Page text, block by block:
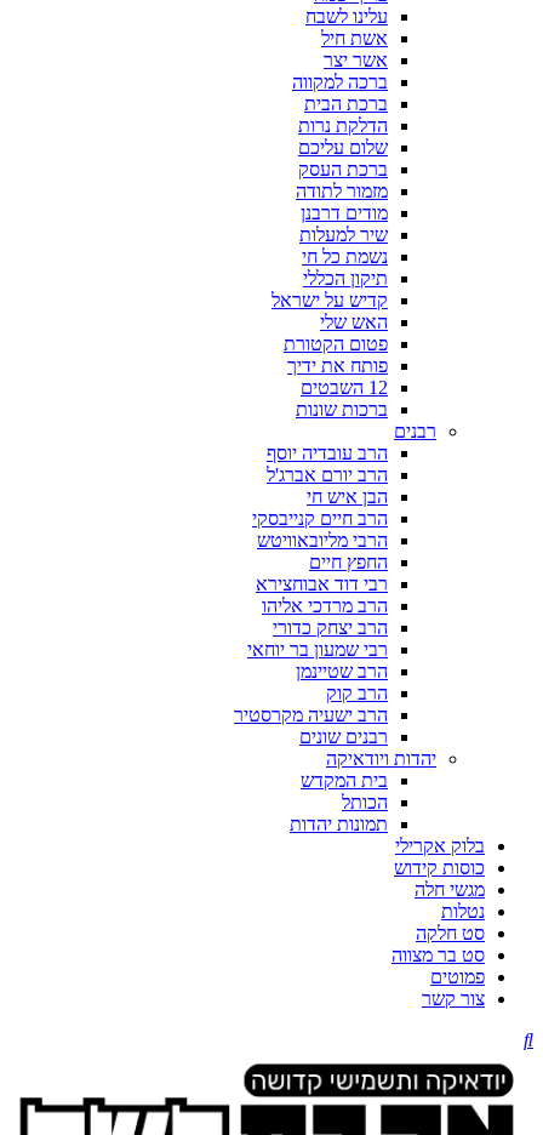
עלינו לשבח
אשת חיל
אשר יצר
ברכה למקווה
ברכת הבית
הדלקת נרות
שלום עליכם
ברכת העסק
מזמור לתודה
מודים דרבנן
שיר למעלות
נשמת כל חי
תיקון הכללי
קדיש על ישראל
האש שלי
פטום הקטורת
פותח את ידיך
12 השבטים
ברכות שונות
רבנים
הרב עובדיה יוסף
הרב יורם אברג'ל
הבן איש חי
הרב חיים קנייבסקי
הרבי מליובאוויטש
החפץ חיים
רבי דוד אבוחצירא
הרב מרדכי אליהו
הרב יצחק כדורי
רבי שמעון בר יוחאי
הרב שטיינמן
הרב קוק
הרב ישעיה מקרסטיר
רבנים שונים
יהדות ויודאיקה
בית המקדש
הכותל
תמונות יהדות
בלוק אקרילי
כוסות קידוש
מגשי חלה
נטלות
סט חלקה
סט בר מצווה
פמוטים
צור קשר